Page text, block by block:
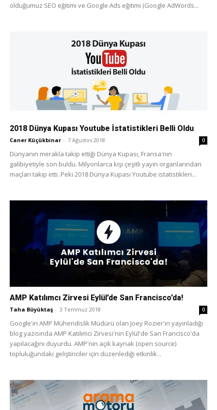
olduğumuz SEO eğitimi ve Google Ads eğitimi (Google AdWords...
2018 Dünya Kupası Youtube İstatistikleri Belli Oldu
Caner Küçükbinar - 7 Ağustos 2018 0
Dünyanın merakla takip ettiği Dünya Kupası, Fransa'nın
galibiyetiyle son buldu. Milyonlarca kişi çeşitli yayın organlarından
maçları takip etti. Peki 2018 Dünya Kupası Youtube istatistikleri...
AMP Katılımcı Zirvesi Eylül’de San Francisco’da!
Taha Büyüktaş - 3 Temmuz 2018 0
Google'ın AMP Mühendislik Müdürü olan Joey Rozier'ın yayınladığı
blog yazısında AMP Katılımcı Zirvesi'nin Eylül'de San Francisco'da
yapılacağını duyurdu. AMP'nin açık kaynak (open source)
topluluğundaki geliştiriciler için düzenlediği etkinlik...